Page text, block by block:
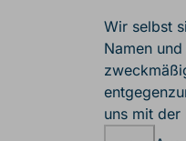
Wir selbst
Namen
uns mit der